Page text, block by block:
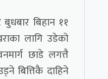
बुधबार बिहान ११
लागि उडेको
छाडे लगत्तै
बित्तिकै दाहिने